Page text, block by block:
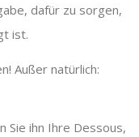
dafür zu sorgen,
ist.
Außer natürlich:
Sie ihn Ihre Dessous,